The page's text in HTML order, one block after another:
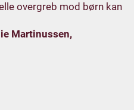
overgreb mod børn kan
Martinussen,